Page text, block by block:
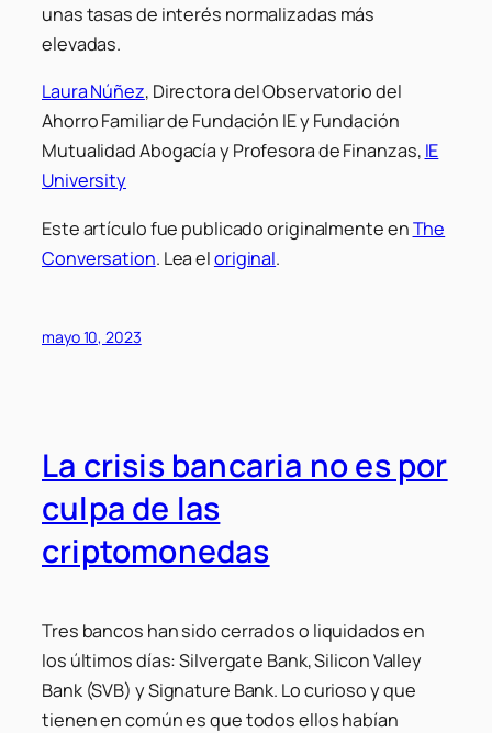
unas tasas de interés normalizadas más
elevadas.
Laura Núñez, Directora del Observatorio del
Ahorro Familiar de Fundación IE y Fundación
Mutualidad Abogacía y Profesora de Finanzas, IE
University
Este artículo fue publicado originalmente enThe
Conversation. Lea eloriginal.
mayo 10, 2023
La crisis bancaria no es por
culpa de las
criptomonedas
Tres bancos han sido cerrados o liquidados en
los últimos días: Silvergate Bank, Silicon Valley
Bank (SVB) y Signature Bank. Lo curioso y que
tienen en común es que todos ellos habían